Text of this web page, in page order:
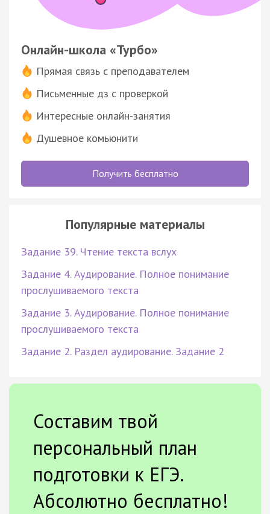
Онлайн-школа «Турбо»
Прямая связь с преподавателем
Письменные дз с проверкой
Интересные онлайн-занятия
Душевное комьюнити
Получить бесплатно
Популярные материалы
Задание 39. Чтение текста вслух
Задание 4. Аудирование. Полное понимание
прослушиваемого текста
Задание 3. Аудирование. Полное понимание
прослушиваемого текста
Задание 2. Раздел аудирование. Задание 2
Составим твой
персональный план
подготовки к ЕГЭ.
Абсолютно бесплатно!